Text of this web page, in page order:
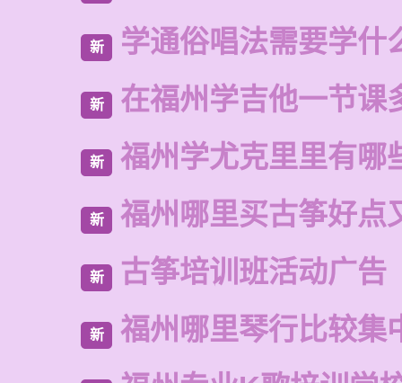
新 学通俗唱法需要学什
新 在福州学吉他一节课
新 福州学尤克里里有哪
新 福州哪里买古筝好点
新 古筝培训班活动广告
新 福州哪里琴行比较集